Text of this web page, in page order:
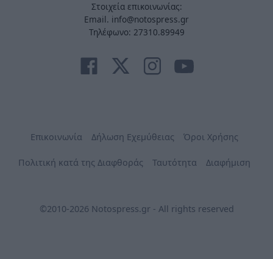
Στοιχεία επικοινωνίας:
Email. info@notospress.gr
Τηλέφωνο: 27310.89949
Επικοινωνία Δήλωση Εχεμύθειας Όροι Χρήσης
Πολιτική κατά της Διαφθοράς Ταυτότητα Διαφήμιση
©2010-2026 Notospress.gr - All rights reserved